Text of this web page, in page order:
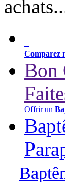
Comparez
Bon
Offrir un